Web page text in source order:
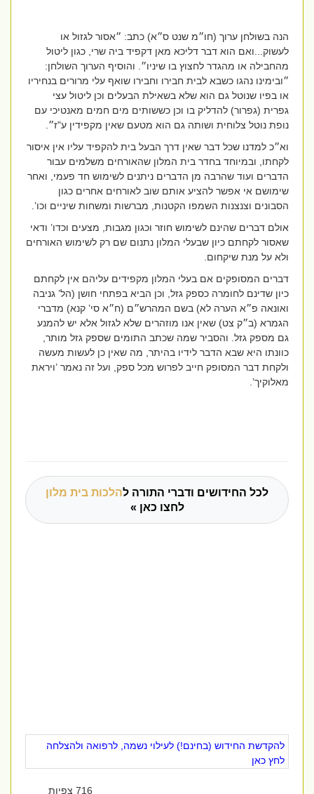
הנה בשולחן ערוך (חו״מ שנט ס״א) כתב: ״אסור לגזול או
לעשוק...ואם הוא דבר דליכא מאן דקפיד ביה שרי, כגון ליטול
מהחבילה או מהגדר לחצוץ בו שיניו״. והוסיף הערוך השולחן:
ובימינו נהגו כשבא לבית חבירו וחבירו שואף עלי מרורים בנחיריו
או בפיו שנוטל גם הוא שלא בשאילת הבעלים וכן ליטול עצי
גפרית (גפרור) להדליק בו וכן כששותים מים חמים מאנטיכי עם
נופת נוטל צלוחית ושותה גם הוא מטעם שאין מקפידין ע"ז״.
וא״כ למדנו שכל דבר שאין דרך הבעל בית להקפיד עליו אין איסור
לקחתו, ובמיוחד בחדר בית המלון שהאורחים משלמים עבור
הדברים ועוד שהרבה מן הדברים ניתנים לשימוש חד פעמי, ואחר
שימושם אי אפשר להציע אותם שוב לאורחים אחרים כגון
הסבונים וצנצנות השמפו הקטנות, מברשות ומשחות שיניים וכו’.
אולם דברים שהינם לשימוש חוזר וכגון מגבות, מצעים וכדו’ ודאי
שאסור לקחתם כיון שבעלי המלון נתנום שם רק לשימוש האורחים
ולא על מנת שיקחום.
דברים המסופקים אם בעלי המלון מקפידים עליהם אין לקחתם
כיון שדינם לחומרה כספק גזל, וכן הביא בפתחי חושן (הל’ גניבה
ואונאה פ״א הערה לא) בשם המהרש״ם (ח״א סי’ קנא) מדברי
הגמרא (ב״ק צט) שאין אנו מוזהרים שלא לגזול אלא יש להמנע
גם מספק גזל. והסביר שמה שכתב התומים שספק גזל מותר,
כוונתו היא שבא הדבר לידיו בהיתר, מה שאין כן לעשות מעשה
ולקחת דבר המסופק חייב לפרוש מכל ספק, ועל זה נאמר ’ויראת
מאלוקיך’.
לכל החידושים ודברי התורה להלכות בית מלון
לחצו כאן »
להקדשת החידוש (בחינם!) לעילוי נשמה, לרפואה ולהצלחה
לחץ כאן
716 צפיות